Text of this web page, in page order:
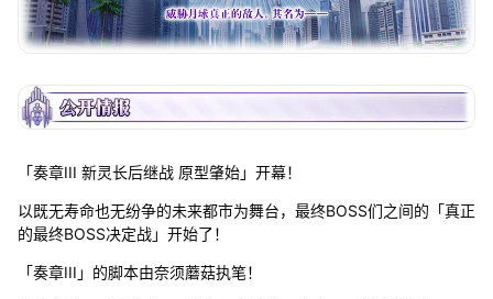
「奏章III 新灵长后继战 原型肇始」开幕！
以既无寿命也无纷争的未来都市为舞台，最终BOSS们之间的「真正
的最终BOSS决定战」开始了！
「奏章III」的脚本由奈须蘑菇执笔！